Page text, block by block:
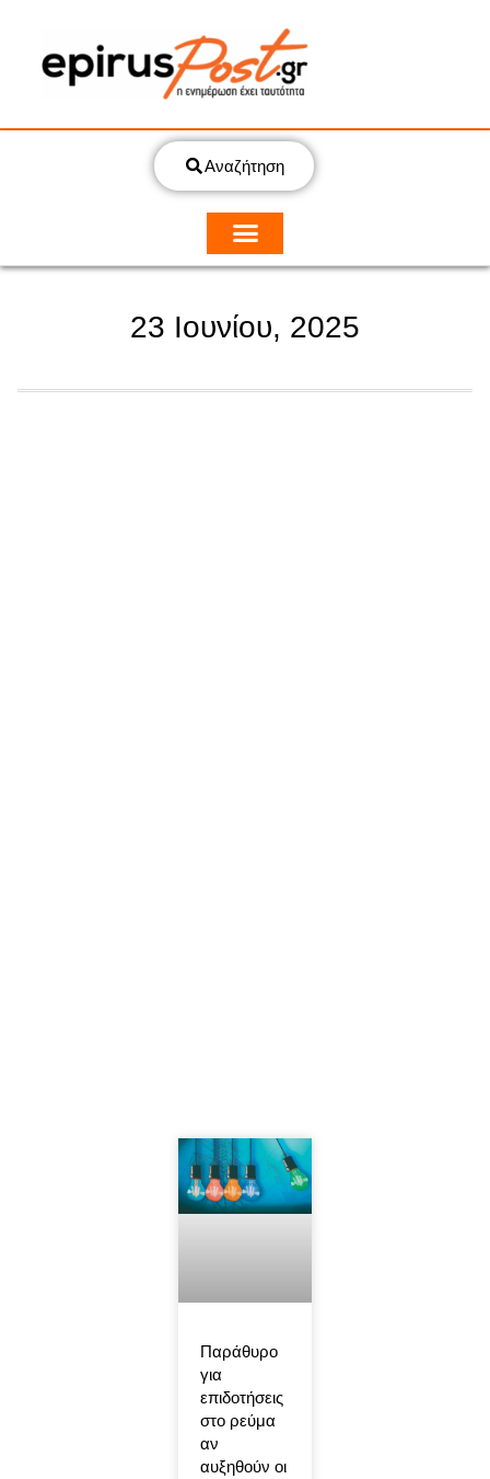
Αναζήτηση
23 Ιουνίου, 2025
Παράθυρο
για
επιδοτήσεις
στο ρεύμα
αν
αυξηθούν οι